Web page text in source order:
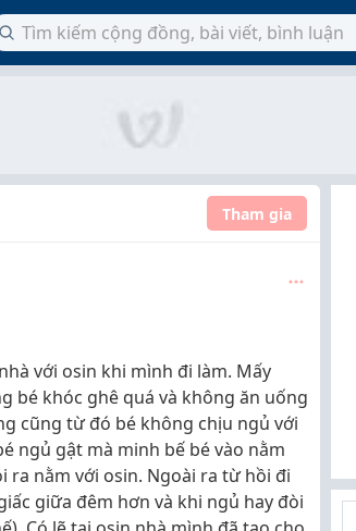
Tham gia
với osin khi mình đi làm. Mấy
bé khóc ghê quá và không ăn uống
cũng từ đó bé không chịu ngủ với
ngủ gật mà minh bế bé vào nằm
ra nằm với osin. Ngoài ra từ hồi đi
giữa đêm hơn và khi ngủ hay đòi